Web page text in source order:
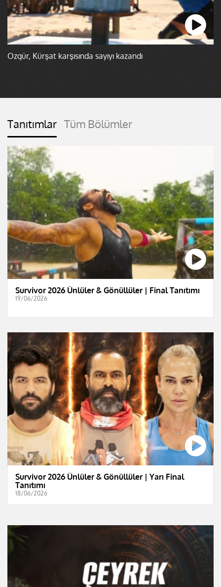
Özgür, Kürşat karşısında sayıyı kazandı
Tanıtımlar Tüm Bölümler
Survivor 2026 Ünlüler & Gönüllüler | Final Tanıtımı
19/06/2026
Survivor 2026 Ünlüler & Gönüllüler | Yarı Final
Tanıtımı
18/06/2026